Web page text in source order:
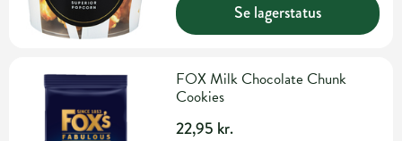
Se lagerstatus
FOX Milk Chocolate Chunk
Cookies
22,95 kr.